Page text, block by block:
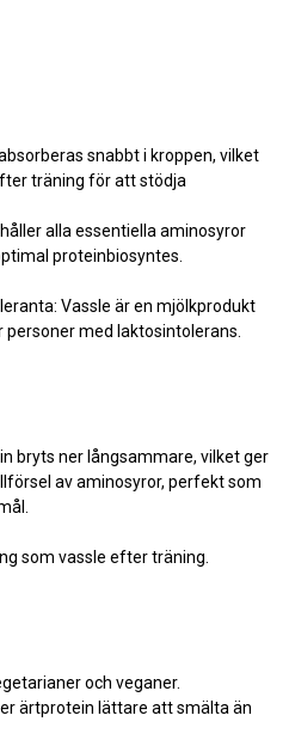
snabbt i kroppen, vilket
träning för att stödja
alla essentiella aminosyror
proteinbiosyntes.
Vassle är en mjölkprodukt
med laktosintolerans.
bryts ner långsammare, vilket ger
av aminosyror, perfekt som
som vassle efter träning.
och veganer.
ärtprotein lättare att smälta än